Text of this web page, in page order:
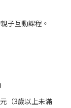
子互動課程。
（3歲以上未滿